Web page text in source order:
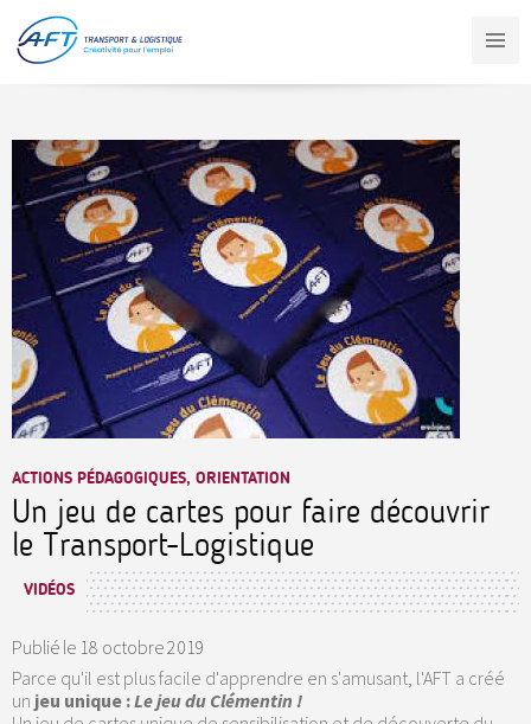
contenu
principal
ACTIONS PÉDAGOGIQUES, ORIENTATION
Un jeu de cartes pour faire découvrir
le Transport-Logistique
VIDÉOS
Publié le 18 octobre 2019
Parce qu'il est plus facile d'apprendre en s'amusant, l'AFT a créé
un jeu unique :Le jeu du Clémentin !